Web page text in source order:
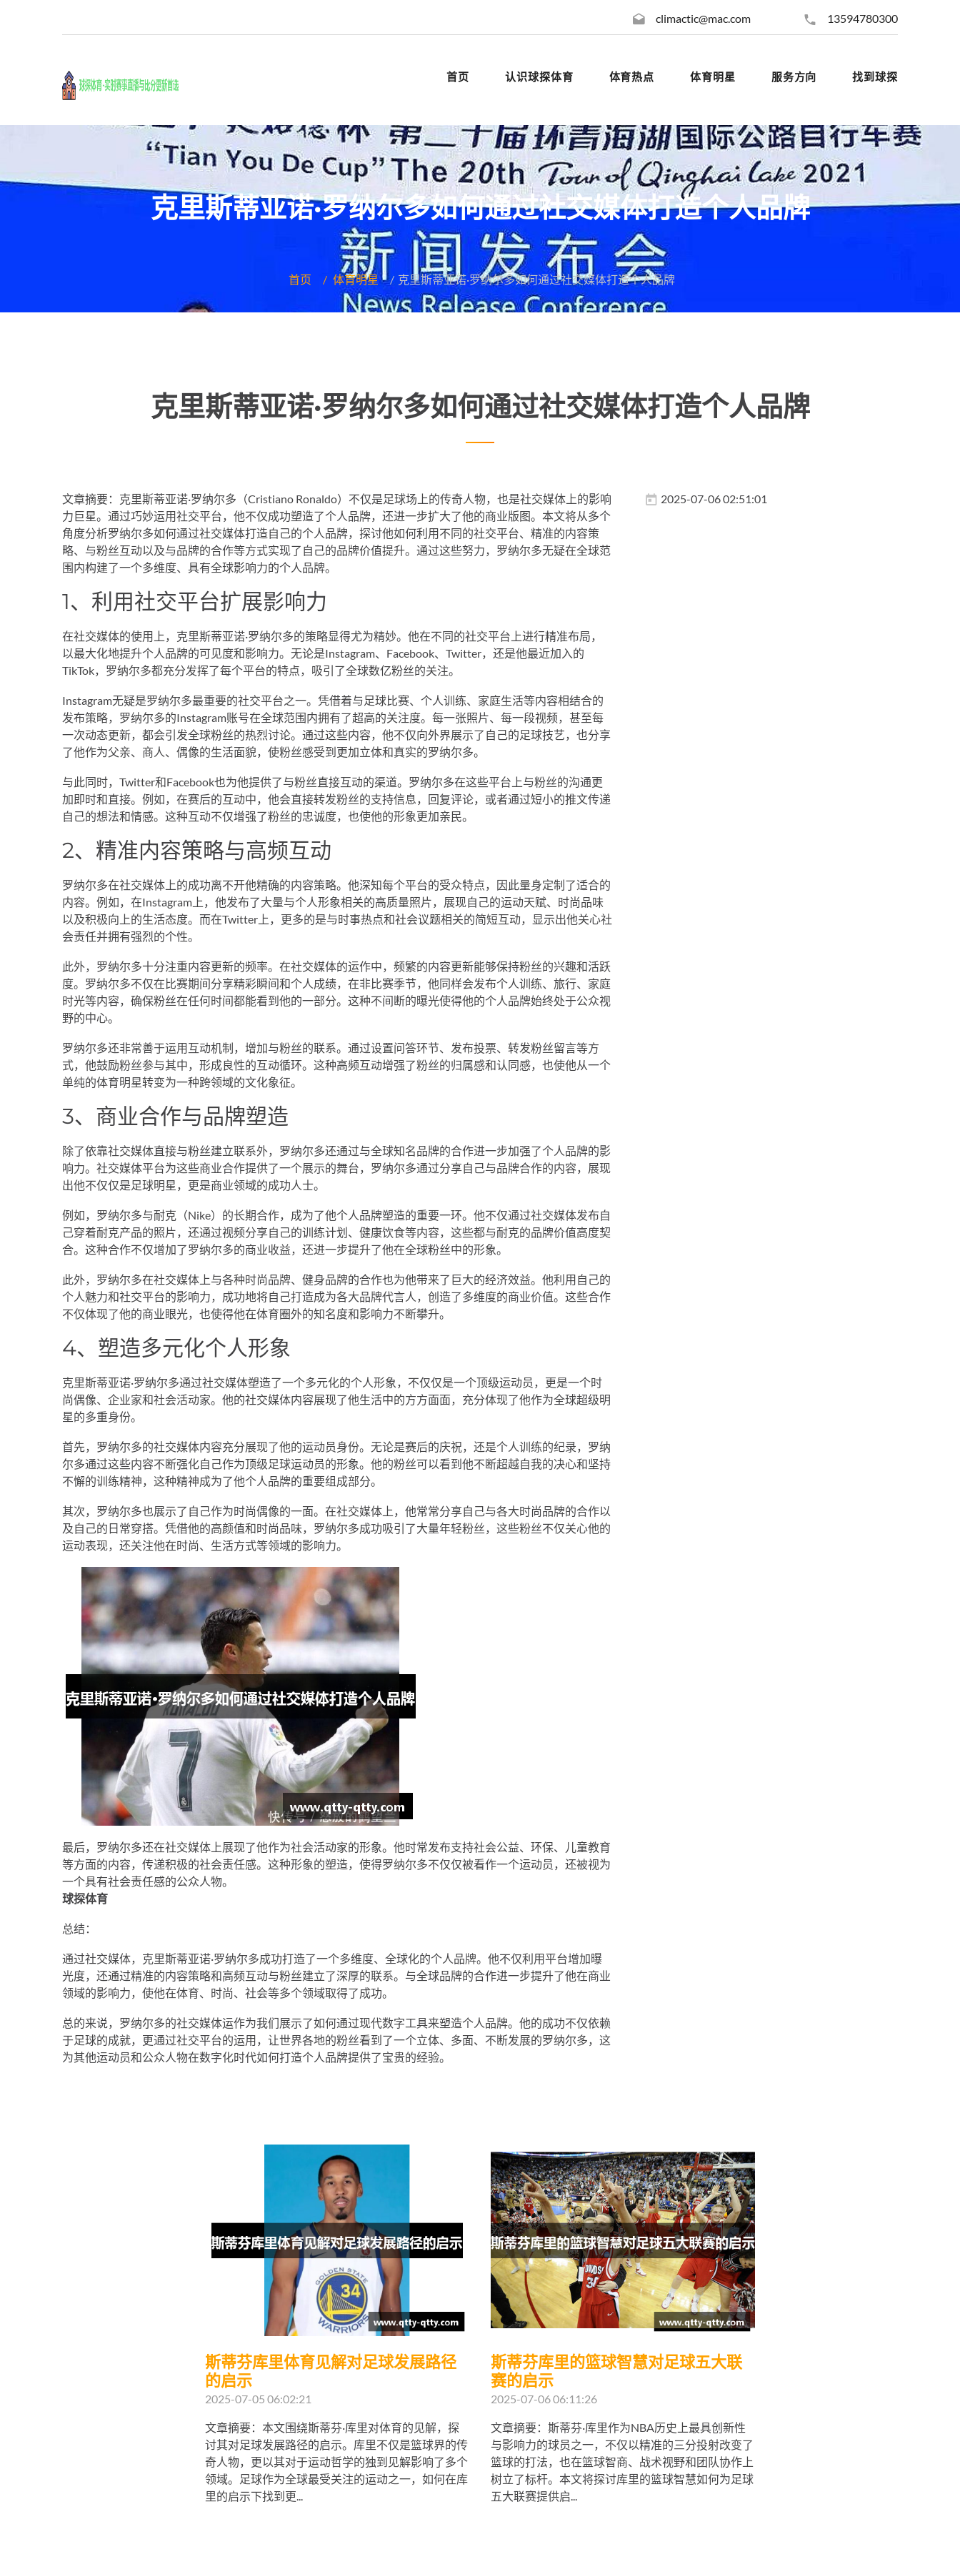
climactic@mac.com 13594780300
首页 认识球探体育 体育热点 体育明星 服务方向 找到球探
克里斯蒂亚诺·罗纳尔多如何通过社交媒体打造个人品牌
首页 体育明星 克里斯蒂亚诺·罗纳尔多如何通过社交媒体打造个人品牌
克里斯蒂亚诺·罗纳尔多如何通过社交媒体打造个人品牌
文章摘要：克里斯蒂亚诺·罗纳尔多（Cristiano Ronaldo）不仅是足球场上的传奇人物，也是社交媒体上的影响
力巨星。通过巧妙运用社交平台，他不仅成功塑造了个人品牌，还进一步扩大了他的商业版图。本文将从多个
角度分析罗纳尔多如何通过社交媒体打造自己的个人品牌，探讨他如何利用不同的社交平台、精准的内容策
略、与粉丝互动以及与品牌的合作等方式实现了自己的品牌价值提升。通过这些努力，罗纳尔多无疑在全球范
围内构建了一个多维度、具有全球影响力的个人品牌。
1、利用社交平台扩展影响力
在社交媒体的使用上，克里斯蒂亚诺·罗纳尔多的策略显得尤为精妙。他在不同的社交平台上进行精准布局，
以最大化地提升个人品牌的可见度和影响力。无论是Instagram、Facebook、Twitter，还是他最近加入的
TikTok，罗纳尔多都充分发挥了每个平台的特点，吸引了全球数亿粉丝的关注。
Instagram无疑是罗纳尔多最重要的社交平台之一。凭借着与足球比赛、个人训练、家庭生活等内容相结合的
发布策略，罗纳尔多的Instagram账号在全球范围内拥有了超高的关注度。每一张照片、每一段视频，甚至每
一次动态更新，都会引发全球粉丝的热烈讨论。通过这些内容，他不仅向外界展示了自己的足球技艺，也分享
了他作为父亲、商人、偶像的生活面貌，使粉丝感受到更加立体和真实的罗纳尔多。
与此同时，Twitter和Facebook也为他提供了与粉丝直接互动的渠道。罗纳尔多在这些平台上与粉丝的沟通更
加即时和直接。例如，在赛后的互动中，他会直接转发粉丝的支持信息，回复评论，或者通过短小的推文传递
自己的想法和情感。这种互动不仅增强了粉丝的忠诚度，也使他的形象更加亲民。
2、精准内容策略与高频互动
罗纳尔多在社交媒体上的成功离不开他精确的内容策略。他深知每个平台的受众特点，因此量身定制了适合的
内容。例如，在Instagram上，他发布了大量与个人形象相关的高质量照片，展现自己的运动天赋、时尚品味
以及积极向上的生活态度。而在Twitter上，更多的是与时事热点和社会议题相关的简短互动，显示出他关心社
会责任并拥有强烈的个性。
此外，罗纳尔多十分注重内容更新的频率。在社交媒体的运作中，频繁的内容更新能够保持粉丝的兴趣和活跃
度。罗纳尔多不仅在比赛期间分享精彩瞬间和个人成绩，在非比赛季节，他同样会发布个人训练、旅行、家庭
时光等内容，确保粉丝在任何时间都能看到他的一部分。这种不间断的曝光使得他的个人品牌始终处于公众视
野的中心。
罗纳尔多还非常善于运用互动机制，增加与粉丝的联系。通过设置问答环节、发布投票、转发粉丝留言等方
式，他鼓励粉丝参与其中，形成良性的互动循环。这种高频互动增强了粉丝的归属感和认同感，也使他从一个
单纯的体育明星转变为一种跨领域的文化象征。
3、商业合作与品牌塑造
除了依靠社交媒体直接与粉丝建立联系外，罗纳尔多还通过与全球知名品牌的合作进一步加强了个人品牌的影
响力。社交媒体平台为这些商业合作提供了一个展示的舞台，罗纳尔多通过分享自己与品牌合作的内容，展现
出他不仅仅是足球明星，更是商业领域的成功人士。
例如，罗纳尔多与耐克（Nike）的长期合作，成为了他个人品牌塑造的重要一环。他不仅通过社交媒体发布自
己穿着耐克产品的照片，还通过视频分享自己的训练计划、健康饮食等内容，这些都与耐克的品牌价值高度契
合。这种合作不仅增加了罗纳尔多的商业收益，还进一步提升了他在全球粉丝中的形象。
此外，罗纳尔多在社交媒体上与各种时尚品牌、健身品牌的合作也为他带来了巨大的经济效益。他利用自己的
个人魅力和社交平台的影响力，成功地将自己打造成为各大品牌代言人，创造了多维度的商业价值。这些合作
不仅体现了他的商业眼光，也使得他在体育圈外的知名度和影响力不断攀升。
4、塑造多元化个人形象
克里斯蒂亚诺·罗纳尔多通过社交媒体塑造了一个多元化的个人形象，不仅仅是一个顶级运动员，更是一个时
尚偶像、企业家和社会活动家。他的社交媒体内容展现了他生活中的方方面面，充分体现了他作为全球超级明
星的多重身份。
首先，罗纳尔多的社交媒体内容充分展现了他的运动员身份。无论是赛后的庆祝，还是个人训练的纪录，罗纳
尔多通过这些内容不断强化自己作为顶级足球运动员的形象。他的粉丝可以看到他不断超越自我的决心和坚持
不懈的训练精神，这种精神成为了他个人品牌的重要组成部分。
其次，罗纳尔多也展示了自己作为时尚偶像的一面。在社交媒体上，他常常分享自己与各大时尚品牌的合作以
及自己的日常穿搭。凭借他的高颜值和时尚品味，罗纳尔多成功吸引了大量年轻粉丝，这些粉丝不仅关心他的
运动表现，还关注他在时尚、生活方式等领域的影响力。
最后，罗纳尔多还在社交媒体上展现了他作为社会活动家的形象。他时常发布支持社会公益、环保、儿童教育
等方面的内容，传递积极的社会责任感。这种形象的塑造，使得罗纳尔多不仅仅被看作一个运动员，还被视为
一个具有社会责任感的公众人物。
球探体育
总结：
通过社交媒体，克里斯蒂亚诺·罗纳尔多成功打造了一个多维度、全球化的个人品牌。他不仅利用平台增加曝
光度，还通过精准的内容策略和高频互动与粉丝建立了深厚的联系。与全球品牌的合作进一步提升了他在商业
领域的影响力，使他在体育、时尚、社会等多个领域取得了成功。
总的来说，罗纳尔多的社交媒体运作为我们展示了如何通过现代数字工具来塑造个人品牌。他的成功不仅依赖
于足球的成就，更通过社交平台的运用，让世界各地的粉丝看到了一个立体、多面、不断发展的罗纳尔多，这
为其他运动员和公众人物在数字化时代如何打造个人品牌提供了宝贵的经验。
2025-07-06 02:51:01
斯蒂芬库里体育见解对足球发展路径
的启示
2025-07-05 06:02:21
文章摘要：本文围绕斯蒂芬·库里对体育的见解，探
讨其对足球发展路径的启示。库里不仅是篮球界的传
奇人物，更以其对于运动哲学的独到见解影响了多个
领域。足球作为全球最受关注的运动之一，如何在库
里的启示下找到更...
斯蒂芬库里的篮球智慧对足球五大联
赛的启示
2025-07-06 06:11:26
文章摘要：斯蒂芬·库里作为NBA历史上最具创新性
与影响力的球员之一，不仅以精准的三分投射改变了
篮球的打法，也在篮球智商、战术视野和团队协作上
树立了标杆。本文将探讨库里的篮球智慧如何为足球
五大联赛提供启...